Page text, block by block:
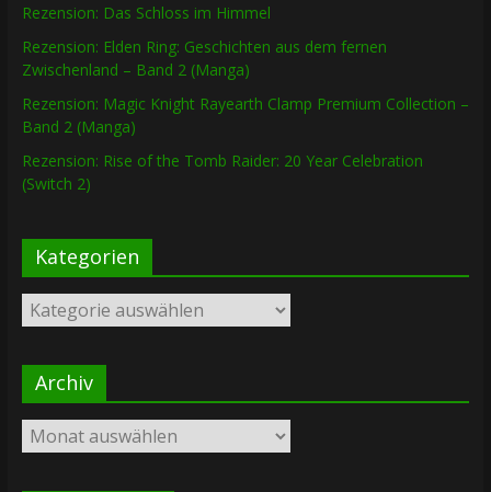
Rezension: Das Schloss im Himmel
Rezension: Elden Ring: Geschichten aus dem fernen
Zwischenland – Band 2 (Manga)
Rezension: Magic Knight Rayearth Clamp Premium Collection –
Band 2 (Manga)
Rezension: Rise of the Tomb Raider: 20 Year Celebration
(Switch 2)
Kategorien
Kategorien
Archiv
Archiv